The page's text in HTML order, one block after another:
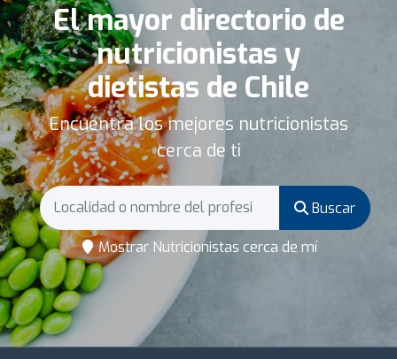
El mayor directorio de
nutricionistas y
dietistas de Chile
Encuentra los mejores nutricionistas
cerca de ti
Buscar
Mostrar Nutricionistas cerca de mí